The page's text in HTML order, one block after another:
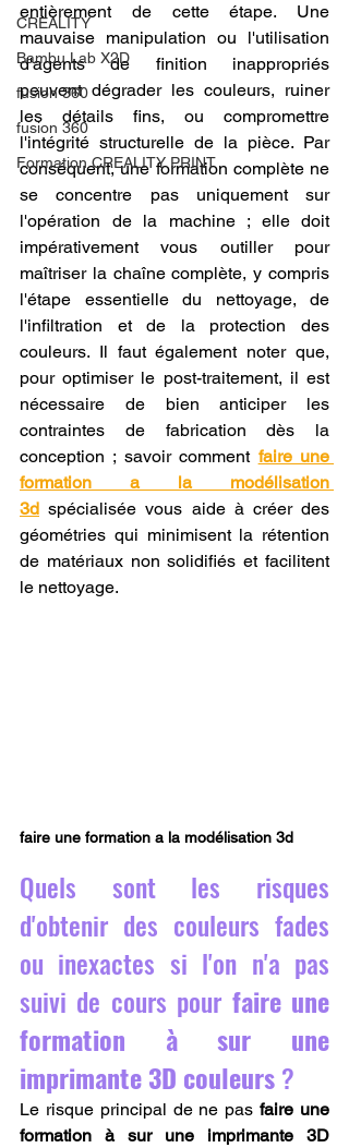
CREALITY
Bambu Lab X2D
fusion 360
fusion 360
Formation CREALITY PRINT
entièrement de cette étape. Une
mauvaise manipulation ou l'utilisation
d'agents de finition inappropriés
peuvent dégrader les couleurs, ruiner
les détails fins, ou compromettre
l'intégrité structurelle de la pièce. Par
conséquent, une formation complète ne
se concentre pas uniquement sur
l'opération de la machine ; elle doit
impérativement vous outiller pour
maîtriser la chaîne complète, y compris
l'étape essentielle du nettoyage, de
l'infiltration et de la protection des
couleurs. Il faut également noter que,
pour optimiser le post-traitement, il est
nécessaire de bien anticiper les
contraintes de fabrication dès la
conception ; savoir comment faire une
formation a la modélisation
3d spécialisée vous aide à créer des
géométries qui minimisent la rétention
de matériaux non solidifiés et facilitent
le nettoyage.
faire une formation a la modélisation 3d
Quels sont les risques
d'obtenir des couleurs fades
ou inexactes si l'on n'a pas
suivi de cours pour faire une
formation à sur une
imprimante 3D couleurs ?
Le risque principal de ne pas faire une
formation à sur une imprimante 3D